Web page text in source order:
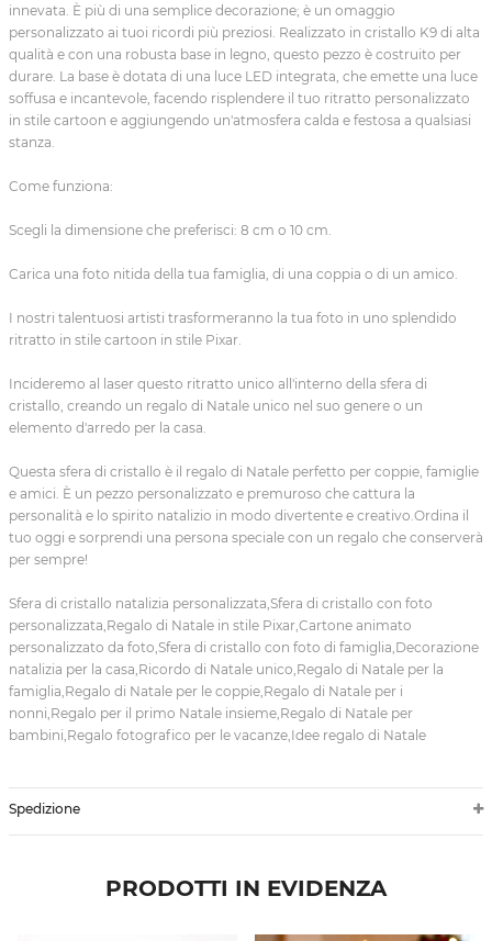
innevata. È più di una semplice decorazione; è un omaggio
personalizzato ai tuoi ricordi più preziosi. Realizzato in cristallo K9 di alta
qualità e con una robusta base in legno, questo pezzo è costruito per
durare. La base è dotata di una luce LED integrata, che emette una luce
soffusa e incantevole, facendo risplendere il tuo ritratto personalizzato
in stile cartoon e aggiungendo un'atmosfera calda e festosa a qualsiasi
stanza.
Come funziona:
Scegli la dimensione che preferisci: 8 cm o 10 cm.
Carica una foto nitida della tua famiglia, di una coppia o di un amico.
I nostri talentuosi artisti trasformeranno la tua foto in uno splendido
ritratto in stile cartoon in stile Pixar.
Incideremo al laser questo ritratto unico all'interno della sfera di
cristallo, creando un regalo di Natale unico nel suo genere o un
elemento d'arredo per la casa.
Questa sfera di cristallo è il regalo di Natale perfetto per coppie, famiglie
e amici. È un pezzo personalizzato e premuroso che cattura la
personalità e lo spirito natalizio in modo divertente e creativo.Ordina il
tuo oggi e sorprendi una persona speciale con un regalo che conserverà
per sempre!
Sfera di cristallo natalizia personalizzata,Sfera di cristallo con foto
personalizzata,Regalo di Natale in stile Pixar,Cartone animato
personalizzato da foto,Sfera di cristallo con foto di famiglia,Decorazione
natalizia per la casa,Ricordo di Natale unico,Regalo di Natale per la
famiglia,Regalo di Natale per le coppie,Regalo di Natale per i
nonni,Regalo per il primo Natale insieme,Regalo di Natale per
bambini,Regalo fotografico per le vacanze,Idee regalo di Natale
Spedizione
PRODOTTI IN EVIDENZA